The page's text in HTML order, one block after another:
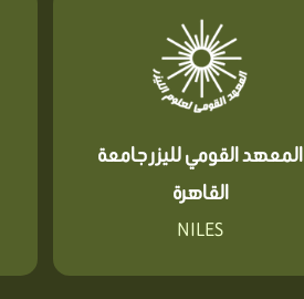
المعهد القومي لليزر جامعة
القاهرة
NILES